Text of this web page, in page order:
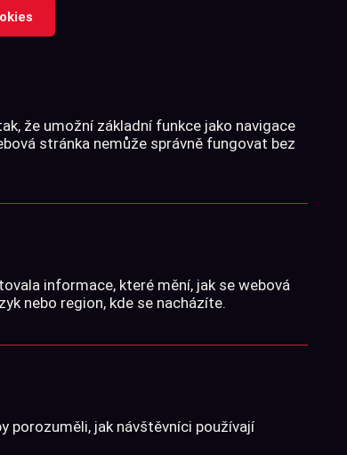
že umožní základní funkce jako navigace
stránka nemůže správně fungovat bez
informace, které mění, jak se webová
nebo region, kde se nacházíte.
porozuměli, jak návštěvníci používají
kartáček pro čištění zbraní ráže 12 mm / .44 /
Vložit
na prodejně